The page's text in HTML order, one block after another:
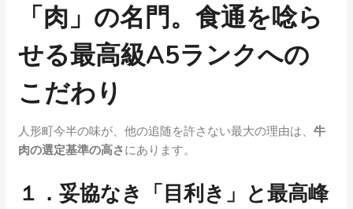
「肉」の名門。食通を唸ら
せる最高級A5ランクへの
こだわり
人形町今半の味が、他の追随を許さない最大の理由は、 牛
肉の選定基準の高さにあります。
１．妥協なき「目利き」と最高峰